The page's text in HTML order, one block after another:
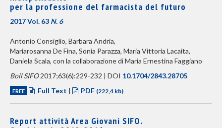
per la professione del farmacista del futuro
2017 Vol. 63 N. 6
Antonio Consiglio, Barbara Andria,
Mariarosanna De Fina, Sonia Parazza, Maria Vittoria Lacaita,
Daniela Scala, con la collaborazione di Maria Ernestina Faggiano
Boll SIFO2017;63(6):229-232 | DOI 10.1704/2843.28705
FREE Full Text | PDF (222,4 kb)
Report attività Area Giovani SIFO.